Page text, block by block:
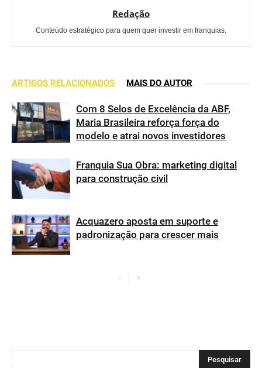
Redação
Conteúdo estratégico para quem quer investir em franquias.
ARTIGOS RELACIONADOS MAIS DO AUTOR
Com 8 Selos de Excelência da ABF,
Maria Brasileira reforça força do
modelo e atrai novos investidores
Franquia Sua Obra: marketing digital
para construção civil
Acquazero aposta em suporte e
padronização para crescer mais